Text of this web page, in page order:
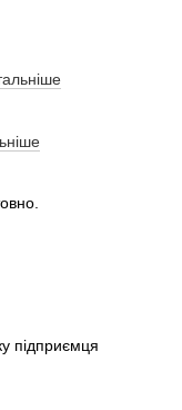
підприємця